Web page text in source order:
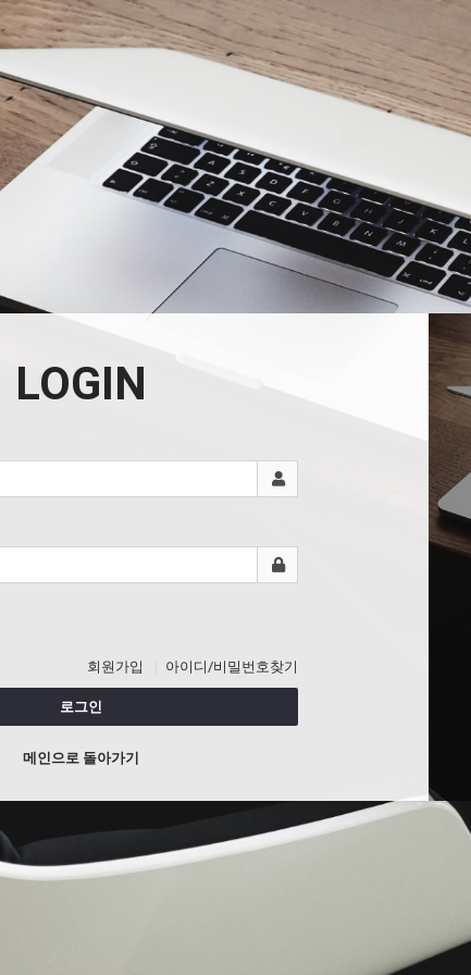
LOGIN
회원가입 아이디/비밀번호찾기
로그인
메인으로 돌아가기